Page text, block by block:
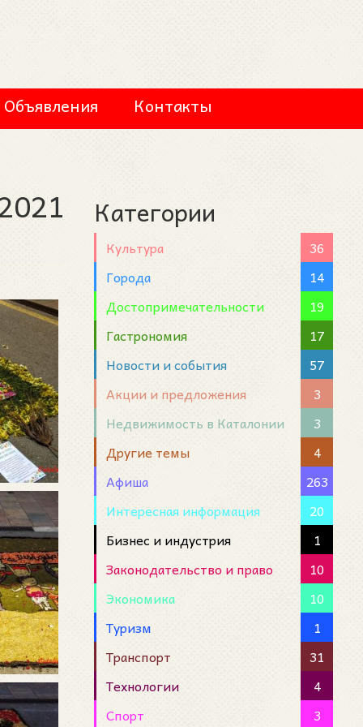
Объявления Контакты
Категории
Культура
36
Города
14
Достопримечательности
19
Гастрономия
17
Новости и события
57
Акции и предложения
3
Недвижимость в Каталонии
3
Другие темы
4
Афиша
263
Интересная информация
20
Бизнес и индустрия
1
Законодательство и право
10
Экономика
10
Туризм
1
Транспорт
31
Технологии
4
Спорт
3